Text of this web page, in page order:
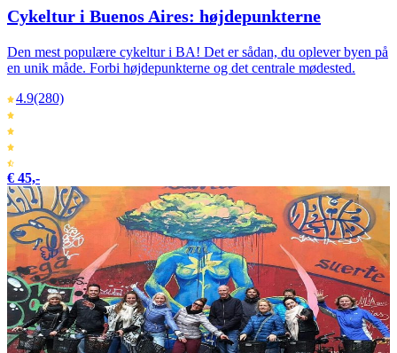
Cykeltur i Buenos Aires: højdepunkterne
Den mest populære cykeltur i BA! Det er sådan, du oplever byen på
en unik måde. Forbi højdepunkterne og det centrale mødested.
4.9(280)
€ 45,-